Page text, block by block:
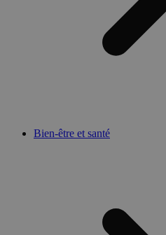
Bien-être et santé